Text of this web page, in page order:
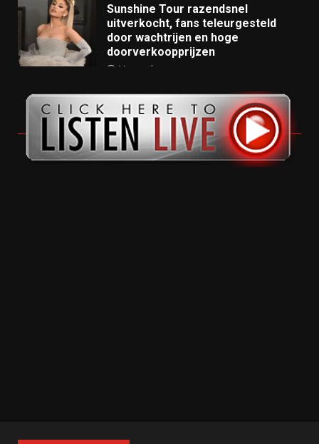
Sunshine Tour razendsnel
uitverkocht, fans teleurgesteld
door wachtrijen en hoge
doorverkoopprijzen
11 months ago